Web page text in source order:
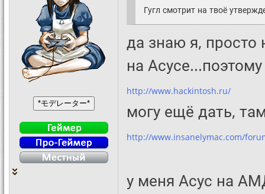
Гугл смотрит на твоё
да знаю я, просто
на
http://www.hackintosh.ru/
могу ещё дать,
http://www.insanelymac.com/
у меня Асус на